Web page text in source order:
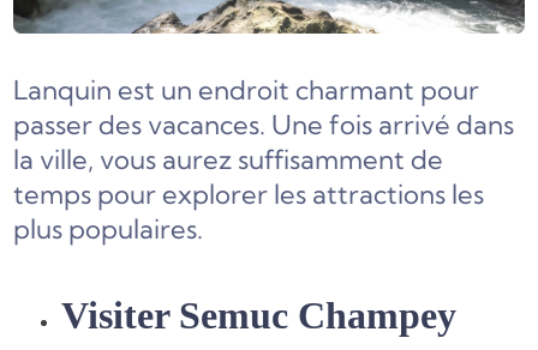
Lanquin est un endroit charmant pour
passer des vacances. Une fois arrivé dans
la ville, vous aurez suffisamment de
temps pour explorer les attractions les
plus populaires.
Visiter Semuc Champey